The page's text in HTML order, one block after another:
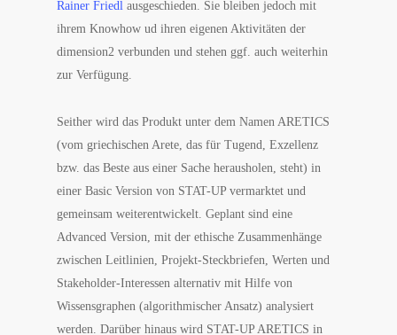
Rainer Friedl ausgeschieden. Sie bleiben jedoch mit
ihrem Knowhow ud ihren eigenen Aktivitäten der
dimension2 verbunden und stehen ggf. auch weiterhin
zur Verfügung.
Seither wird das Produkt unter dem Namen ARETICS
(vom griechischen Arete, das für Tugend, Exzellenz
bzw. das Beste aus einer Sache herausholen, steht) in
einer Basic Version von STAT-UP vermarktet und
gemeinsam weiterentwickelt. Geplant sind eine
Advanced Version, mit der ethische Zusammenhänge
zwischen Leitlinien, Projekt-Steckbriefen, Werten und
Stakeholder-Interessen alternativ mit Hilfe von
Wissensgraphen (algorithmischer Ansatz) analysiert
werden. Darüber hinaus wird STAT-UP ARETICS in